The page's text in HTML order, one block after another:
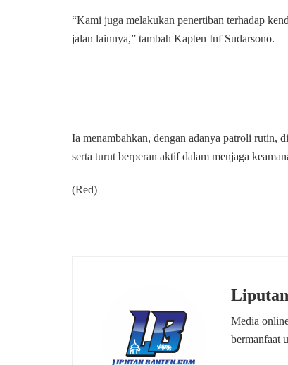
“Kami juga melakukan penertiban terhadap
jalan lainnya,” tambah Kapten Inf Sudarsono.
Ia menambahkan, dengan adanya patroli rutin,
serta turut berperan aktif dalam menjaga
(Red)
Media
bermanfaat